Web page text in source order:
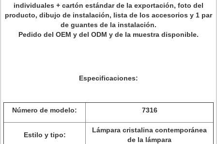
individuales + cartón estándar de la exportación, foto del
producto, dibujo de instalación, lista de los accesorios y 1 par
de guantes de la instalación.
Pedido del OEM y del ODM y de la muestra disponible.
Especificaciones:
Número de modelo: 7316
Estilo y tipo:
Lámpara cristalina contemporánea
de la lámpara